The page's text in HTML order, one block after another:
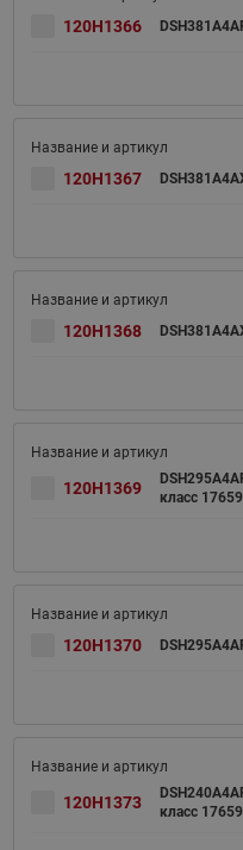
120H1366
120H1367
120H1368
120H1369
класс
120H1370
120H1373
класс